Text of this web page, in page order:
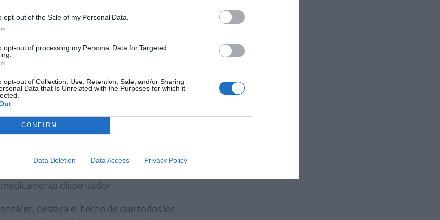
opt-out of the Sale of my Personal Data.
opt-out of processing my Personal Data for Targeted
opt-out of Collection, Use, Retention, Sale, and/or Sharing
Data that Is Unrelated with the Purposes for which it
CONFIRM
Data Deletion Data Access Privacy Policy
Varela, señala que «a pesar de que
de falsificación de medicamentos
con el resto de industria y las
la seguridad de los medicamentos,
compromiso con la salud de los
sostiene que «el objetivo principal de
de una mayor seguridad, si cabe, al
dentro de la cadena legal de
donde el farmacéutico, como
más como garante verificador ante el
dispensado».
destaca el hecho de que todos los